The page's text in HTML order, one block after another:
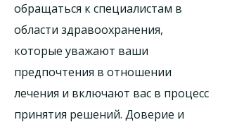
обращаться к специалистам в
области здравоохранения,
которые уважают ваши
предпочтения в отношении
лечения и включают вас в процесс
принятия решений. Доверие и